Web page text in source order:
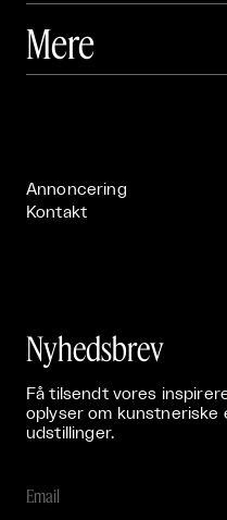
 Art Matter Festival
Mere
Annoncering
Kontakt
Nyhedsbrev
Få tilsendt vores
oplyser om kunstneriske
udstillinger.